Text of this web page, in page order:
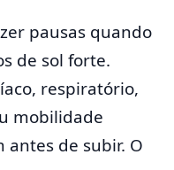
pausas quando
de sol forte.
respiratório,
mobilidade
de subir. O